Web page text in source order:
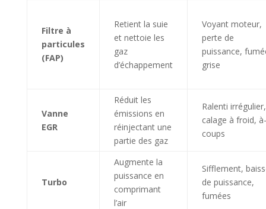
Filtre à
particules
(FAP)
Retient la suie
et nettoie les
gaz
d’échappement
Voyant moteur,
perte de
puissance,
grise
Vanne
EGR
Réduit les
émissions en
réinjectant une
partie des gaz
Ralenti irrégulier,
calage à froid, à-
coups
Turbo
Augmente la
puissance en
comprimant
l’air
Sifflement,
de puissance,
fumées